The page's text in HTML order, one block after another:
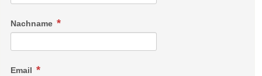
Nachname
Email